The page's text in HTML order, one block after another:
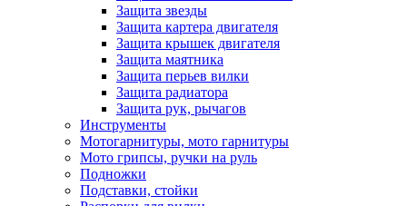
Защита звезды
Защита картера двигателя
Защита крышек двигателя
Защита маятника
Защита перьев вилки
Защита радиатора
Защита рук, рычагов
Инструменты
Мотогарнитуры, мото гарнитуры
Мото грипсы, ручки на руль
Подножки
Подставки, стойки